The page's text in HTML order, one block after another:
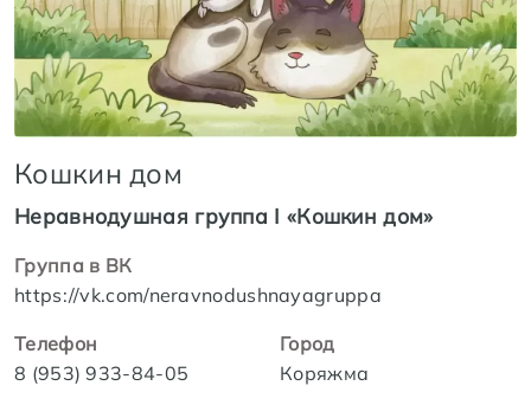
Кошкин дом
Неравнодушная группа I «Кошкин дом»
Группа в ВК
https://vk.com/neravnodushnayagruppa
Телефон
8 (953) 933-84-05
Город
Коряжма